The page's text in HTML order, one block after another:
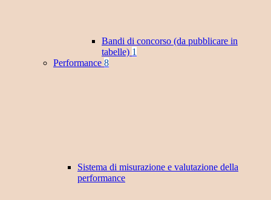
Bandi di concorso (da pubblicare in
tabelle) 1
Performance 8
Sistema di misurazione e valutazione della
performance